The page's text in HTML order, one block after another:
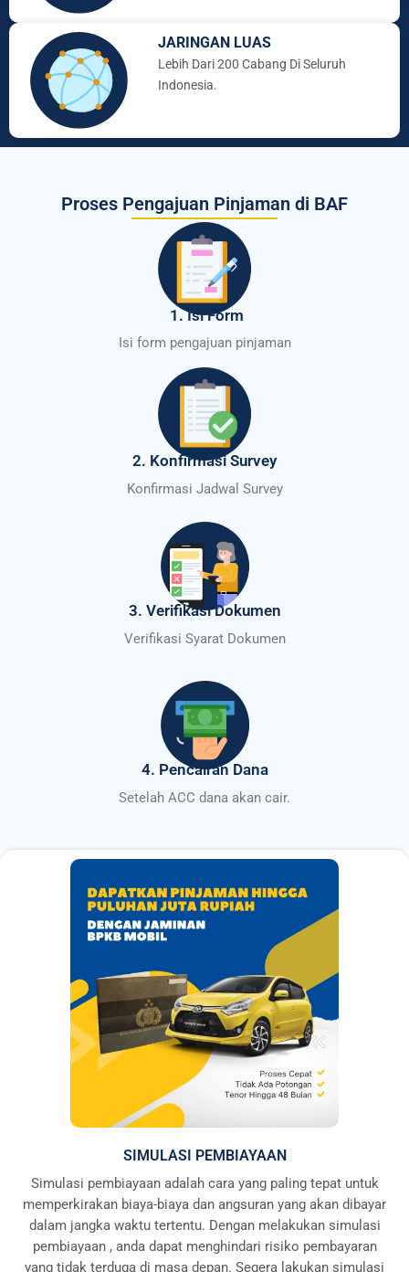
JARINGAN LUAS
Lebih Dari 200 Cabang Di Seluruh
Indonesia.
Proses Pengajuan Pinjaman di BAF
1. Isi Form
Isi form pengajuan pinjaman
2. Konfirmasi Survey
Konfirmasi Jadwal Survey
3. Verifikasi Dokumen
Verifikasi Syarat Dokumen
4. Pencairan Dana
Setelah ACC dana akan cair.
SIMULASI PEMBIAYAAN
Simulasi pembiayaan adalah cara yang paling tepat untuk
memperkirakan biaya-biaya dan angsuran yang akan dibayar
dalam jangka waktu tertentu. Dengan melakukan simulasi
pembiayaan , anda dapat menghindari risiko pembayaran
yang tidak terduga di masa depan. Segera lakukan simulasi